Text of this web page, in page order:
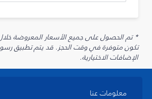
تكون متوفرة في وقت الحجز. قد يتم تطبيق
الإضافات الاختيارية.
معلومات عنا